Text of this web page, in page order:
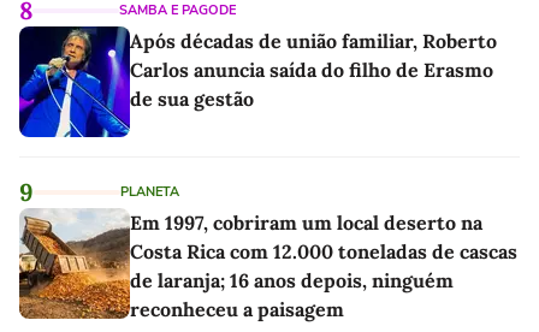
8 SAMBA E PAGODE
Após décadas de união familiar, Roberto
Carlos anuncia saída do filho de Erasmo
de sua gestão
9 PLANETA
Em 1997, cobriram um local deserto na
Costa Rica com 12.000 toneladas de cascas
de laranja; 16 anos depois, ninguém
reconheceu a paisagem